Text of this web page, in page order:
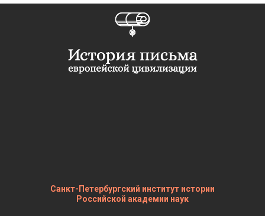
Санкт-Петербургский институт истории
Российской академии наук